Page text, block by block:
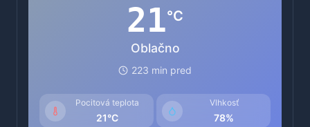
21°C
Oblačno
223 min pred
Pocitová teplota
21°C
Vlhkosť
78%